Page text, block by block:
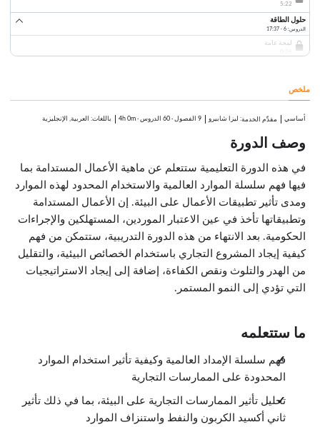
5:22
حلول الطاقة
الدروس: 6 · 17:37
لمحة عامة
المواد الخام الاصطناعية
3:21
نفقات المواد الخام الاصطناعية
3:25
الغاز الطبيعي
1:09
الطاقة الشمسية وطاقة الرياح
تحديد المنفعة البيئية
لمحة عامة
0:30
ما هي المنفعة البيئية؟
5:08
توقعات المستهلك
4:19
المواد المعاد تصنيعها
إدارة المنتجات الخضراء
إنتاج الطاقة
7:19
ملخص
أساسي مقدِّم الخدمة: ليزا شابيرو 9 الفصول · 60 الدروس ·
4h 0m باللغات: العربية, الإنجليزية
وصف الدورة
في هذه الدورة التعليمية ستتعلم عن ماهية الأعمال المستدامة بما
فيها فهم سلسلة الموارد العالمية والاستخدام المحدود لهذه الموارد
ومدى تأثير تطبيقات الأعمال على البيئة. إن الأعمال المستدامة
وتطبيقاتها تأخذ في عين الاعتبار الموردين، المستهلكين والإجراءات
الحكومية. بعد الانتهاء من هذه الدورة التدريبية، ستتمكن من فهم
كيفية إيجاد المشروع التجاري باستخدام الخصائص البيئية، والتقليل
من الهدر والتلوث ونقص الكفاءة، إضافة إلى إيجاد الاستراتيجيات
التي تؤدي إلى النمو المستمر.
ما ستتعلمه
فهم سلسلة الإمداد العالمية وكيفية تأثير استخدام الموارد
المحدودة على الممارسات التجارية
تحليل تأثير الممارسات التجارية على البيئة، بما في ذلك تأثير
ثاني أكسيد الكربون والنفط واستنزاف الموارد